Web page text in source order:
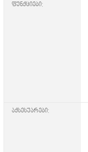
ფუნქციები:
აქსესუარები: